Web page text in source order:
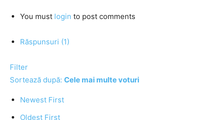
You must login to post comments
Răspunsuri (1)
Filter
Sortează după: Cele mai multe voturi
Newest First
Oldest First